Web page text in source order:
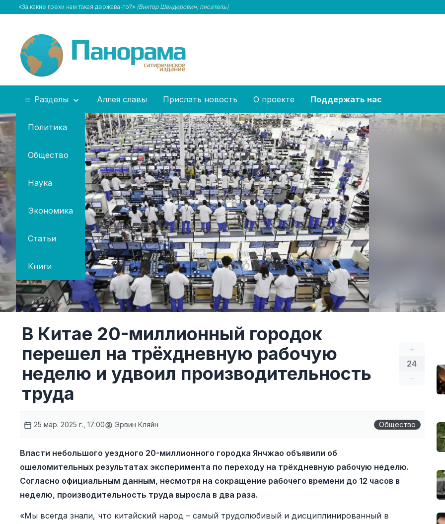
«За какие грехи нам такая держава-то?» (Виктор Шендерович, писатель)
Разделы
Политика
Общество
Наука
Экономика
Статьи
Книги
Аллея славы Прислать новость О проекте Поддержать нас
+
24
–
В Китае 20-миллионный городок
перешел на трёхдневную рабочую
неделю и удвоил производительность
труда
25 мар. 2025 г., 17:00 Эрвин Кляйн Общество
Власти небольшого уездного 20-миллионного городка Янчжао объявили об
ошеломительных результатах эксперимента по переходу на трёхдневную рабочую неделю.
Согласно официальным данным, несмотря на сокращение рабочего времени до 12 часов в
неделю, производительность труда выросла в два раза.
«Мы всегда знали, что китайский народ – самый трудолюбивый и дисциплинированный в